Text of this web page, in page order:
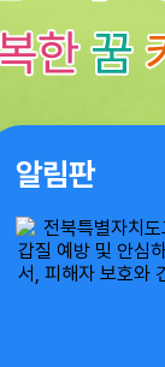
알림판